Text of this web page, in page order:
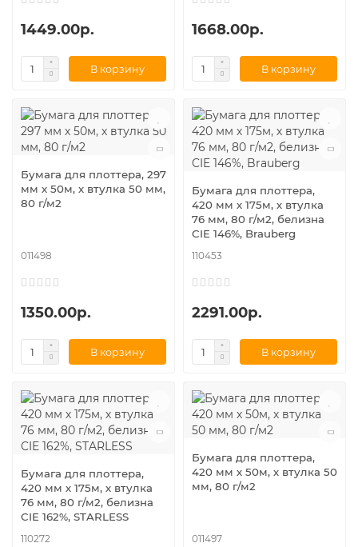
1449.00р.
В корзину
1668.00р.
В корзину
Бумага для плоттера, 297
мм х 50м, х втулка 50 мм,
80 г/м2
011498
1350.00р.
В корзину
Бумага для плоттера,
420 мм х 175м, х втулка
76 мм, 80 г/м2, белизна
CIE 146%, Brauberg
110453
2291.00р.
В корзину
Бумага для плоттера,
420 мм х 175м, х втулка
76 мм, 80 г/м2, белизна
CIE 162%, STARLESS
110272
Бумага для плоттера,
420 мм х 50м, х втулка 50
мм, 80 г/м2
011497